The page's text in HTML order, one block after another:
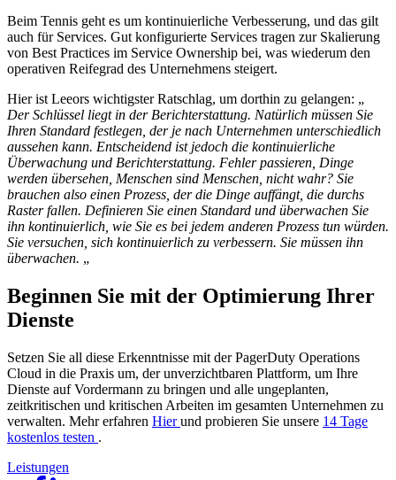
Beim Tennis geht es um kontinuierliche Verbesserung, und das gilt
auch für Services. Gut konfigurierte Services tragen zur Skalierung
von Best Practices im Service Ownership bei, was wiederum den
operativen Reifegrad des Unternehmens steigert.
Hier ist Leeors wichtigster Ratschlag, um dorthin zu gelangen: „
Der Schlüssel liegt in der Berichterstattung. Natürlich müssen Sie
Ihren Standard festlegen, der je nach Unternehmen unterschiedlich
aussehen kann. Entscheidend ist jedoch die kontinuierliche
Überwachung und Berichterstattung. Fehler passieren, Dinge
werden übersehen, Menschen sind Menschen, nicht wahr? Sie
brauchen also einen Prozess, der die Dinge auffängt, die durchs
Raster fallen. Definieren Sie einen Standard und überwachen Sie
ihn kontinuierlich, wie Sie es bei jedem anderen Prozess tun würden.
Sie versuchen, sich kontinuierlich zu verbessern. Sie müssen ihn
überwachen. „
Beginnen Sie mit der Optimierung Ihrer
Dienste
Setzen Sie all diese Erkenntnisse mit der PagerDuty Operations
Cloud in die Praxis um, der unverzichtbaren Plattform, um Ihre
Dienste auf Vordermann zu bringen und alle ungeplanten,
zeitkritischen und kritischen Arbeiten im gesamten Unternehmen zu
verwalten. Mehr erfahren Hierund probieren Sie unsere 14 Tage
kostenlos testen .
Leistungen